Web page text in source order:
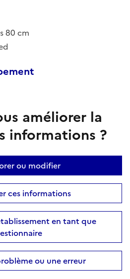
80 cm
améliorer la
informations ?
ou modifier
ces informations
en tant que
ou une erreur